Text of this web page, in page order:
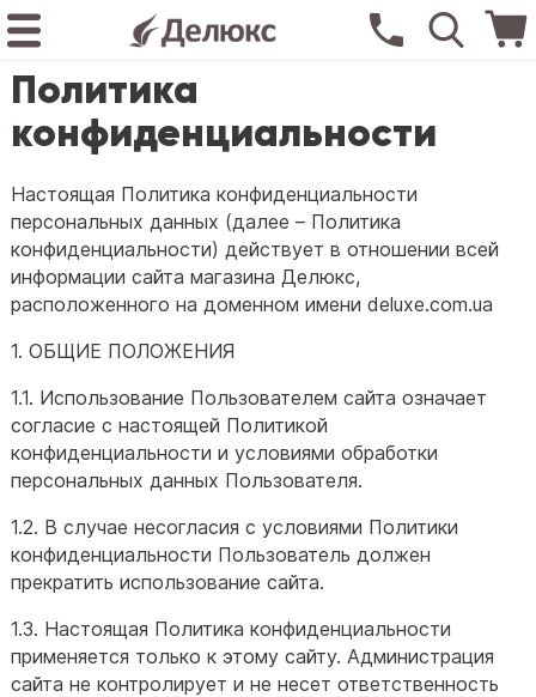
Политика
конфиденциальности
Настоящая Политика конфиденциальности
персональных данных (далее – Политика
конфиденциальности) действует в отношении всей
информации сайта магазина Делюкс,
расположенного на доменном имени deluxe.com.ua
1. ОБЩИЕ ПОЛОЖЕНИЯ
1.1. Использование Пользователем сайта означает
согласие с настоящей Политикой
конфиденциальности и условиями обработки
персональных данных Пользователя.
1.2. В случае несогласия с условиями Политики
конфиденциальности Пользователь должен
прекратить использование сайта.
1.3. Настоящая Политика конфиденциальности
применяется только к этому сайту. Администрация
сайта не контролирует и не несет ответственность